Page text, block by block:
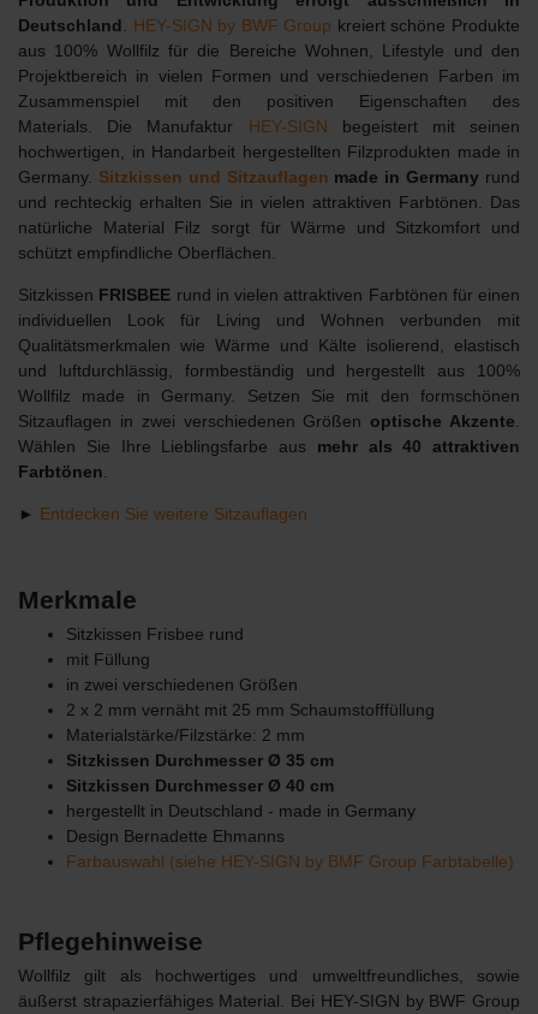
Deutschland
HEY-SIGN by BWF Group kreiert schöne Produkte
aus 100% Wollfilz für die Bereiche Wohnen, Lifestyle und den
Projektbereich in vielen Formen und verschiedenen Farben im
Zusammenspiel mit den positiven Eigenschaften des
Materials. Die Manufaktur HEY-SIGN begeistert mit seinen
hochwertigen, in Handarbeit hergestellten Filzprodukten made in
Germany. Sitzkissen und Sitzauflagen made in Germany rund
und rechteckig erhalten Sie in vielen attraktiven Farbtönen. Das
natürliche Material Filz sorgt für Wärme und Sitzkomfort und
schützt empfindliche Oberflächen.
Sitzkissen FRISBEE rund in vielen attraktiven Farbtönen für einen
individuellen Look für Living und Wohnen verbunden mit
Qualitätsmerkmalen wie Wärme und Kälte isolierend, elastisch
und luftdurchlässig, formbeständig und hergestellt aus 100%
Wollfilz made in Germany. Setzen Sie mit den formschönen
Sitzauflagen in zwei verschiedenen Größen optische Akzente
Wählen Sie Ihre Lieblingsfarbe aus mehr als 40 attraktiven
Farbtönen
► Entdecken Sie weitere Sitzauflagen
Merkmale
Sitzkissen Frisbee rund
mit Füllung
in zwei verschiedenen Größen
2 x 2 mm vernäht mit 25 mm Schaumstofffüllung
Materialstärke/Filzstärke: 2 mm
Sitzkissen Durchmesser Ø 35 cm
Sitzkissen Durchmesser Ø 40 cm
hergestellt in Deutschland - made in Germany
Design Bernadette Ehmanns
Farbauswahl (siehe HEY-SIGN by BMF Group Farbtabelle)
Pflegehinweise
Wollfilz gilt als hochwertiges und umweltfreundliches, sowie
äußerst strapazierfähiges Material. Bei HEY-SIGN by BWF Group